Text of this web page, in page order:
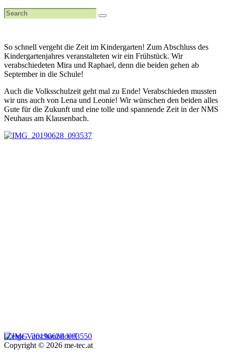
So schnell vergeht die Zeit im Kindergarten! Zum Abschluss des
Kindergartenjahres veranstalteten wir ein Frühstück. Wir
verabschiedeten Mira und Raphael, denn die beiden gehen ab
September in die Schule!
Auch die Volksschulzeit geht mal zu Ende! Verabschieden mussten
wir uns auch von Lena und Leonie! Wir wünschen den beiden alles
Gute für die Zukunft und eine tolle und spannende Zeit in der NMS
Neuhaus am Klausenbach.
[Zeige Vorschaubilder]
Copyright © 2026 me-tec.at